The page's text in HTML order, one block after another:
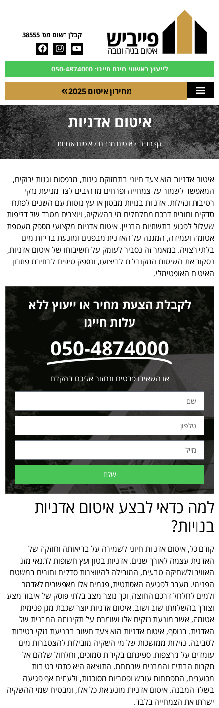
קבלן רשום מס' 38555
לייעוץ ראשוני חינם חייגו: 050-4874000
מחירון איטום 2025
איטום אדניות
דף הבית/איטום מבנים/איטום אדניות
איטום אדניות הוא צעד חיוני בתחזוקת גינות, מרפסות וגגות ירוקים,
המאפשר לשמור על צמחייה ופרחים מרהיבים לצד מניעת נזקי
רטיבות ונזילות. אדניות בנויות מבטון או עץ נוטות עם השנים לפתח
סדקים וחורים דרכם מחלחלים מי ההשקיה, ויוצרים מטרד של דליפות
שעלול לפגוע בתשתיות הבניין. איטום אדניות מקצועי מספק מעטפת
אטומה ועמידה, המגנה על האדנית מבפנים ומונעת בריחת מים
בלתי רצויה. במאמר זה נסביר לעומק על חשיבותו של איטום אדניות,
נסקור את השיטות המקובלות לביצועו, ונספק טיפים לבחירת פתרון
האיטום האופטימלי.
לקבלת הצעת מחיר או ייעוץ ללא
עלות חייגו
050-4874000
או השאירו פרטים ונחזור אליכם בהקדם
שלח
למה כדאי לבצע איטום אדניות
בנויות?
קודם כל, איטום אדניות חיוני לשמירה על בריאותה וחוזקה של
האדנית עצמה לאורך שנים. אדניות בטון ועץ חשופות לתנאי מזג
האוויר ולשחיקה טבעית, המובילה להיווצרות סדקים וחורים במשטח
הפנימי. מעבר לפגיעה האסתטית, פגמים אלו מאפשרים לאדמה
ולמים לחלחל דרכם החוצה, וכך נוצר מצב בלתי פוסק של איבוד מצע
וצורך בהשלמתו שוב ושוב. איטום אדניות יוצר שכבת מגן פנימית
אטומה, אשר מונעת נזקים אלו ושומרת על תקינותה המבנית של
האדנית. בנוסף, איטום אדניות הוא צעד חשוב במניעת נזקי רטיבות
לסביבה. נזילות ממושכות של מי השקיה מובילות להצטברות מים
עומדים על מרצפות, ספיגתם בקירות סמוכים, וחלחול שלהם אל
תקרות הבתים והמבנים שמתחת. התוצאה היא כתמי רטיבות
מכוערים, התפתחות עובש ופטריות מסוכנות, ולעתים אף פגיעה
בשלד המבנה. איטום אדניות מונע את כל אלו, ומבטיח שמי ההשקיה
ישרתו את הצמחייה בלבד.